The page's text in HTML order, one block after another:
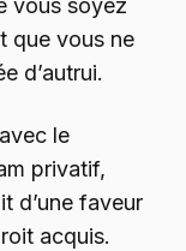
vous soyez
que vous ne
d’autrui.
le
privatif,
d’une faveur
acquis.